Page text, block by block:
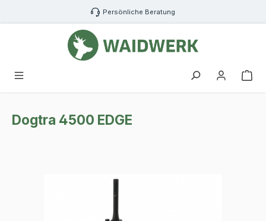
Zum Hauptinhalt springen Persönliche Beratung
Dogtra 4500 EDGE